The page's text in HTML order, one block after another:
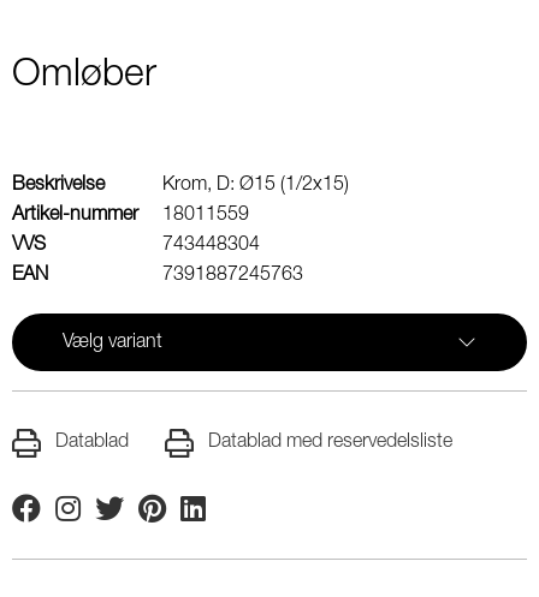
Omløber
Beskrivelse
Krom, D: Ø15 (1/2x15)
Artikel-nummer
18011559
VVS
743448304
EAN
7391887245763
Vælg variant
Datablad Datablad med reservedelsliste
FacebookInstagram
TwitterPinterestLinkedin